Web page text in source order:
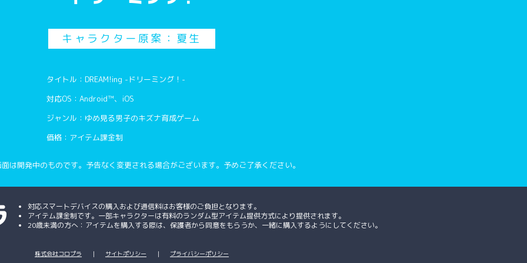
キャラクター原案：夏生
タイトル：DREAM!ing -ドリーミング！-
対応OS：Android™、iOS
ジャンル：ゆめ見る男子のキズナ育成ゲーム
価格：アイテム課金制
は開発中のものです。予告なく変更される場合がございます。予めご了承ください。
対応スマートデバイスの購入および通信料はお客様のご負担となります。
アイテム課金制です。一部キャラクターは有料のランダム型アイテム提供方式により提供されます。
20歳未満の方へ：アイテムを購入する際は、保護者から同意をもらうか、一緒に購入するようにしてください。
株式会社コロプラ ｜ サイトポリシー ｜ プライバシーポリシー